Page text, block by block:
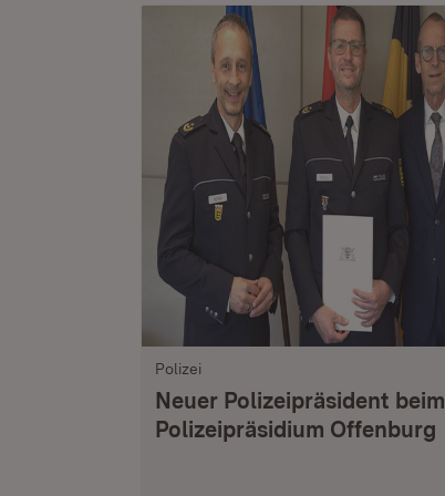
Polizei
Neuer Polizeipräsident beim
Polizeipräsidium Offenburg